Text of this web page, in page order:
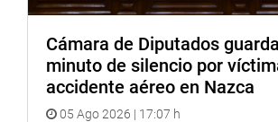
Cámara de Diputados
minuto de silencio por
accidente aéreo en Nazca
05 Ago 2026 | 17:07 h